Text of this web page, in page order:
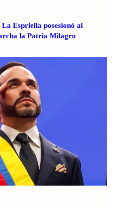
Espriella posesionó al
la Patria Milagro